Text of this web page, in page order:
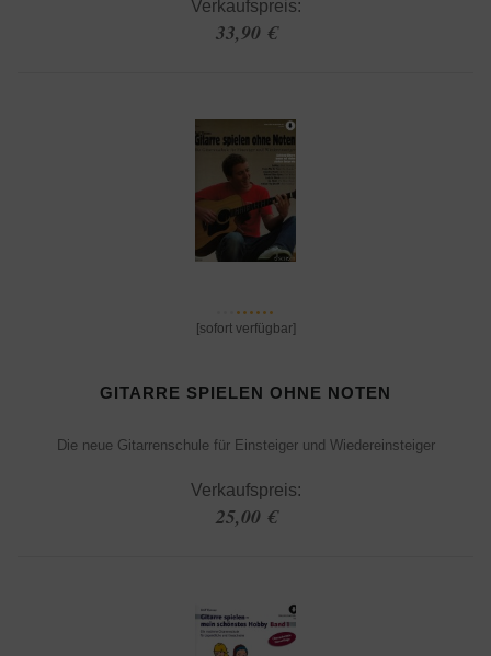
Verkaufspreis:
33,90 €
[sofort verfügbar]
GITARRE SPIELEN OHNE NOTEN
Die neue Gitarrenschule für Einsteiger und Wiedereinsteiger
Verkaufspreis:
25,00 €